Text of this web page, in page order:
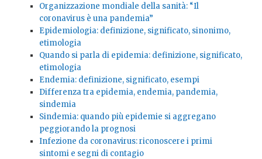
Organizzazione mondiale della sanità: “Il
coronavirus è una pandemia”
Epidemiologia: definizione, significato, sinonimo,
etimologia
Quando si parla di epidemia: definizione, significato,
etimologia
Endemia: definizione, significato, esempi
Differenza tra epidemia, endemia, pandemia,
sindemia
Sindemia: quando più epidemie si aggregano
peggiorando la prognosi
Infezione da coronavirus: riconoscere i primi
sintomi e segni di contagio